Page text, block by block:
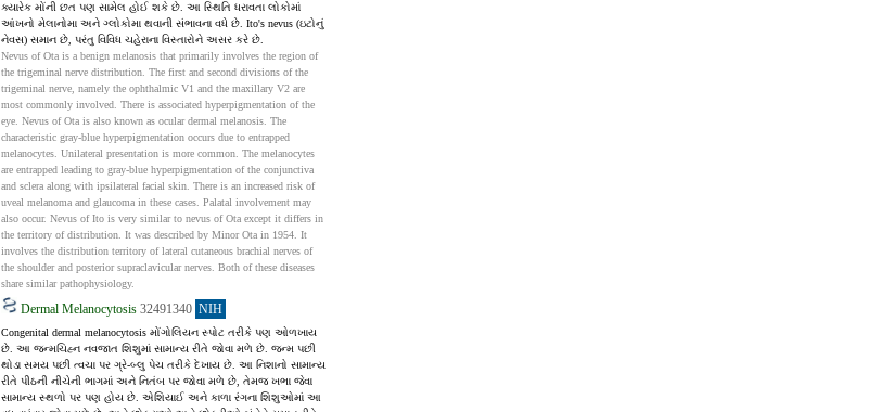
ક્યારેક મોંની છત પણ સામેલ હોઈ શકે છે. આ સ્થિતિ ધરાવતા લોકોમાં
આંખનો મેલાનોમા અને ગ્લોકોમા થવાની સંભાવના વધે છે. Ito's nevus (ઇટોનું
નેવસ) સમાન છે, પરંતુ વિવિધ ચહેરાના વિસ્તારોને અસર કરે છે.
Nevus of Ota is a benign melanosis that primarily involves the region of
the trigeminal nerve distribution. The first and second divisions of the
trigeminal nerve, namely the ophthalmic V1 and the maxillary V2 are
most commonly involved. There is associated hyperpigmentation of the
eye. Nevus of Ota is also known as ocular dermal melanosis. The
characteristic gray-blue hyperpigmentation occurs due to entrapped
melanocytes. Unilateral presentation is more common. The melanocytes
are entrapped leading to gray-blue hyperpigmentation of the conjunctiva
and sclera along with ipsilateral facial skin. There is an increased risk of
uveal melanoma and glaucoma in these cases. Palatal involvement may
also occur. Nevus of Ito is very similar to nevus of Ota except it differs in
the territory of distribution. It was described by Minor Ota in 1954. It
involves the distribution territory of lateral cutaneous brachial nerves of
the shoulder and posterior supraclavicular nerves. Both of these diseases
share similar pathophysiology.
Dermal Melanocytosis 32491340 NIH
Congenital dermal melanocytosis મોંગોલિયન સ્પોટ તરીકે પણ ઓળખાય
છે. આ જન્મચિહ્ન નવજાત શિશુમાં સામાન્ય રીતે જોવા મળે છે. જન્મ પછી
થોડા સમય પછી ત્વચા પર ગ્રે‑બ્લુ પેચ તરીકે દેખાય છે. આ નિશાનો સામાન્ય
રીતે પીઠની નીચેની ભાગમાં અને નિતંબ પર જોવા મળે છે, તેમજ ખભા જેવા
સામાન્ય સ્થળો પર પણ હોય છે. એશિયાઈ અને કાળા રંગના શિશુઓમાં આ